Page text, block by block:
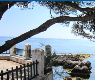
1 von 1